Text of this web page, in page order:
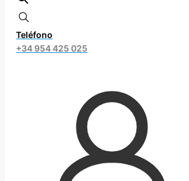
Teléfono
+34 954 425 025